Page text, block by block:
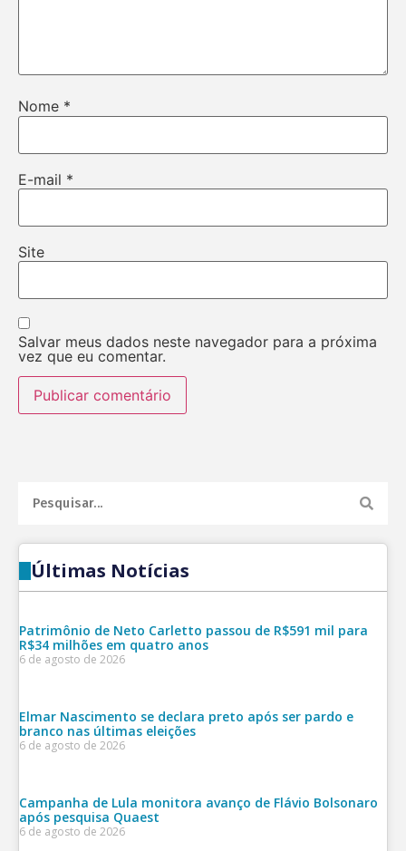
Nome *
E-mail *
Site
Salvar meus dados neste navegador para a próxima
vez que eu comentar.
Últimas Notícias
Patrimônio de Neto Carletto passou de R$591 mil para
R$34 milhões em quatro anos
6 de agosto de 2026
Elmar Nascimento se declara preto após ser pardo e
branco nas últimas eleições
6 de agosto de 2026
Campanha de Lula monitora avanço de Flávio Bolsonaro
após pesquisa Quaest
6 de agosto de 2026